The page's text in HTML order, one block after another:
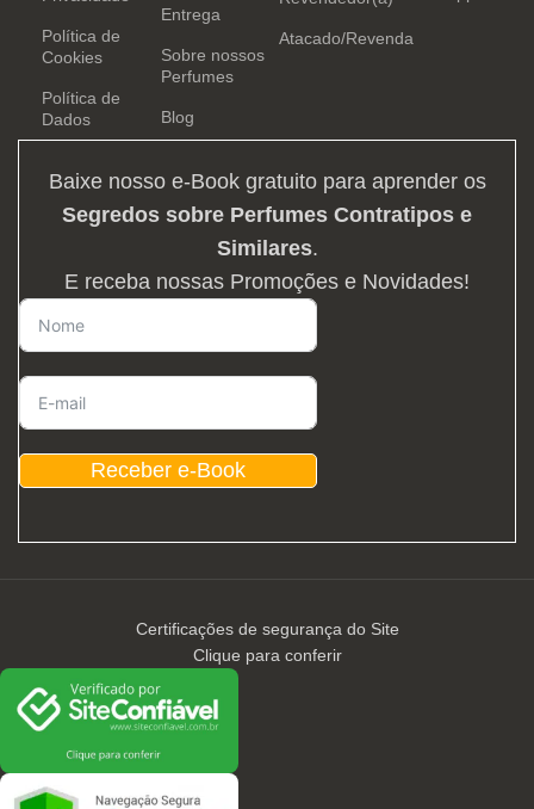
Política de
Cookies
Política de
Dados
Entrega
Sobre nossos
Perfumes
Blog
Atacado/Revenda
Baixe nosso e-Book gratuito para aprender os
Segredos sobre Perfumes Contratipos e
Similares.
E receba nossas Promoções e Novidades!
Receber e-Book
Certificações de segurança do Site
Clique para conferir